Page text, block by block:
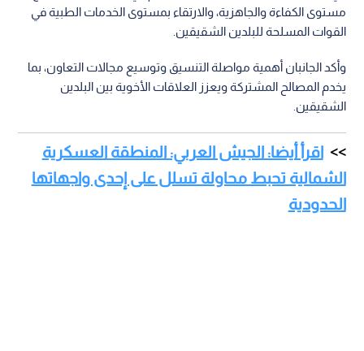
مستوى الكفاءة والجاهزية، والارتقاء بمستوى الخدمات الطبية في
القوات المسلحة للبلدين الشقيقين.
وأكد الجانبان أهمية مواصلة التنسيق وتوسيع مجالات التعاون، بما
يخدم المصالح المشتركة ويعزز العلاقات الأخوية بين البلدين
الشقيقين.
اقرأ أيضا: الجيش العربي: المنطقة العسكرية
الشمالية تحبط محاولة تسلل على إحدى واجهاتها
الحدودية